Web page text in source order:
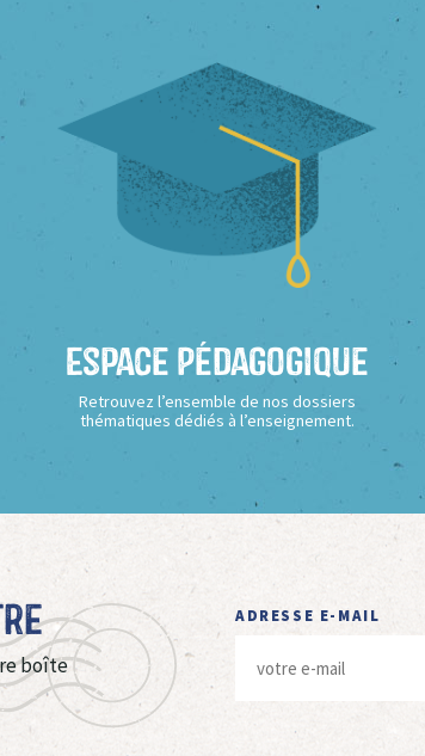
Espace Pédagogique
Retrouvez l’ensemble de nos dossiers
thématiques dédiés à l’enseignement.
boîte
ADRESSE E-MAIL